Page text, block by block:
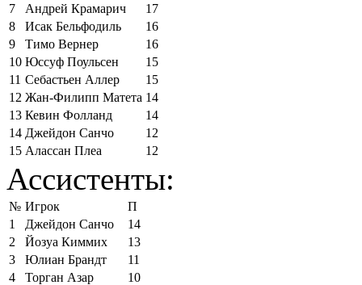
7
Андрей Крамарич
17
8
Исак Бельфодиль
16
9
Тимо Вернер
16
10 Юссуф Поульсен
15
11 Себастьен Аллер
15
12 Жан-Филипп Матета 14
13 Кевин Фолланд
14
14 Джейдон Санчо
12
15 Алассан Плеа 12
Ассистенты:
№ Игрок
П
1
Джейдон Санчо
14
2
Йозуа Киммих
13
3
Юлиан Брандт
11
4
Торган Азар
10